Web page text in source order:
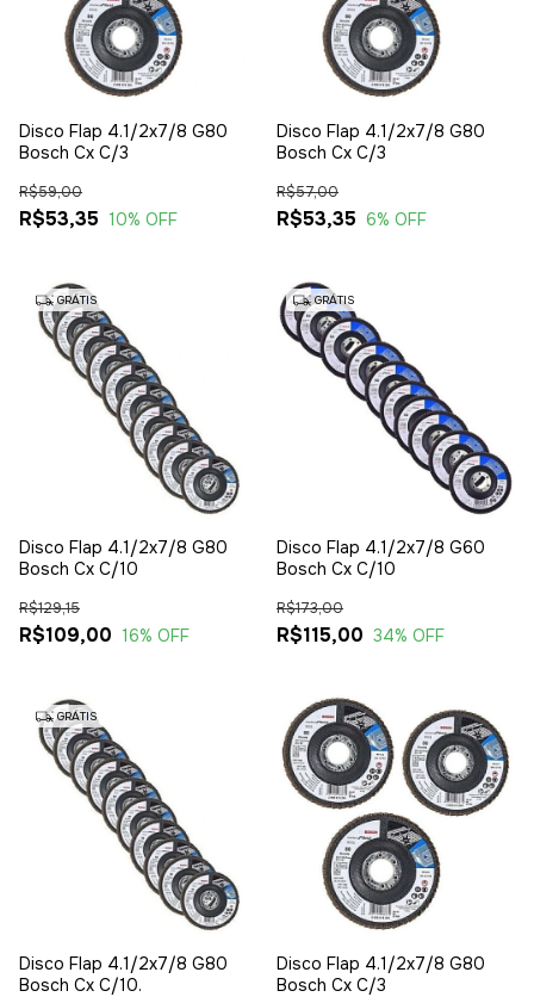
Disco Flap 4.1/2x7/8 G80
Bosch Cx C/3
R$53,35
R$59,00
10% OFF
Disco Flap 4.1/2x7/8 G80
Bosch Cx C/3
R$53,35
R$57,00
6% OFF
GRÁTIS
Disco Flap 4.1/2x7/8 G80
Bosch Cx C/10
R$109,00
R$129,15
16% OFF
GRÁTIS
Disco Flap 4.1/2x7/8 G60
Bosch Cx C/10
R$115,00
R$173,00
34% OFF
GRÁTIS
Disco Flap 4.1/2x7/8 G80
Bosch Cx C/10.
Disco Flap 4.1/2x7/8 G80
Bosch Cx C/3